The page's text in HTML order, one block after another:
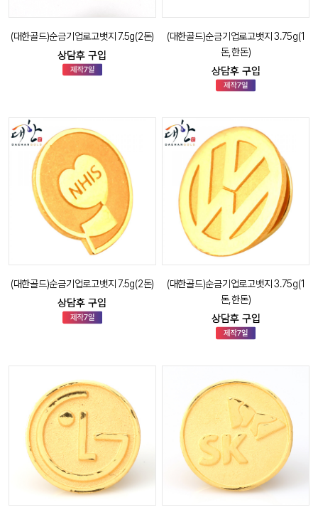
(대한골드)순금기업로고뱃지 7.5g(2돈)
상담후 구입
(대한골드)순금기업로고뱃지 3.75g(1
돈,한돈)
상담후 구입
(대한골드)순금기업로고뱃지 7.5g(2돈)
상담후 구입
(대한골드)순금기업로고뱃지 3.75g(1
돈,한돈)
상담후 구입